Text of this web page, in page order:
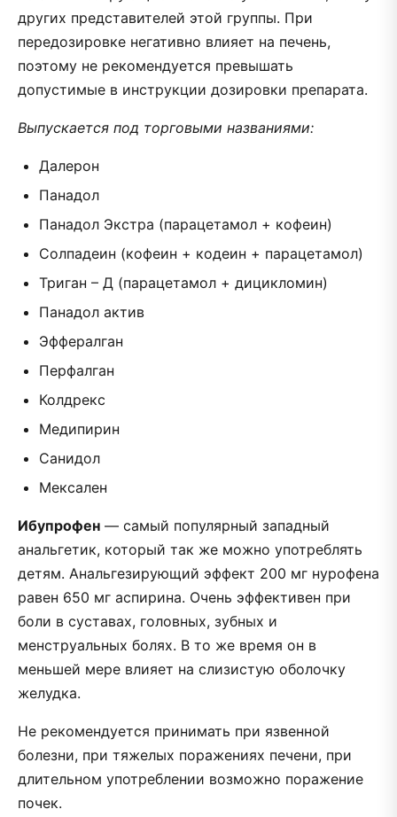
других представителей этой группы. При
передозировке негативно влияет на печень,
поэтому не рекомендуется превышать
допустимые в инструкции дозировки препарата.
Выпускается под торговыми названиями:
Далерон
Панадол
Панадол Экстра (парацетамол + кофеин)
Солпадеин (кофеин + кодеин + парацетамол)
Триган – Д (парацетамол + дицикломин)
Панадол актив
Эффералган
Перфалган
Колдрекс
Медипирин
Санидол
Мексален
Ибупрофен — самый популярный западный
анальгетик, который так же можно употреблять
детям. Анальгезирующий эффект 200 мг нурофена
равен 650 мг аспирина. Очень эффективен при
боли в суставах, головных, зубных и
менструальных болях. В то же время он в
меньшей мере влияет на слизистую оболочку
желудка.
Не рекомендуется принимать при язвенной
болезни, при тяжелых поражениях печени, при
длительном употреблении возможно поражение
почек.